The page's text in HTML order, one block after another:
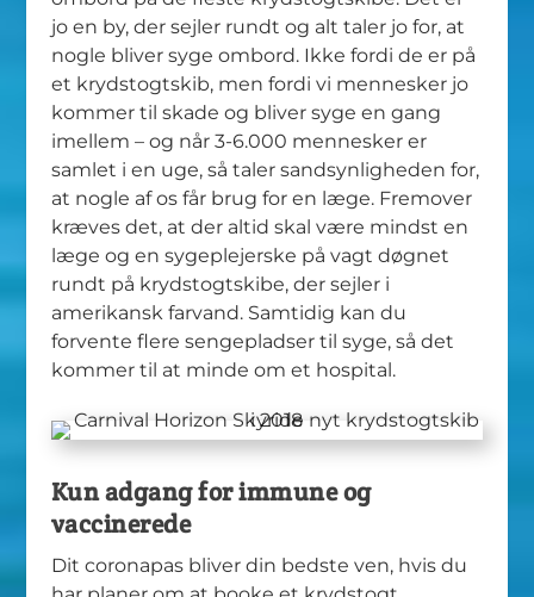
jo en by, der sejler rundt og alt taler jo for, at
nogle bliver syge ombord. Ikke fordi de er på
et krydstogtskib, men fordi vi mennesker jo
kommer til skade og bliver syge en gang
imellem – og når 3-6.000 mennesker er
samlet i en uge, så taler sandsynligheden for,
at nogle af os får brug for en læge. Fremover
kræves det, at der altid skal være mindst en
læge og en sygeplejerske på vagt døgnet
rundt på krydstogtskibe, der sejler i
amerikansk farvand. Samtidig kan du
forvente flere sengepladser til syge, så det
kommer til at minde om et hospital.
Kun adgang for immune og
vaccinerede
Dit coronapas bliver din bedste ven, hvis du